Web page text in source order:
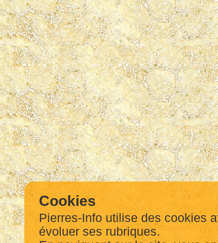
Cookies
Pierres-Info utilise des cookies
évoluer ses rubriques.